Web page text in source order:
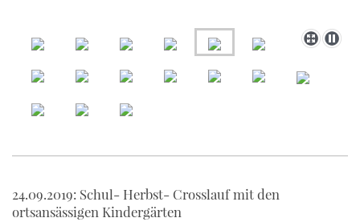
24.09.2019: Schul- Herbst- Crosslauf mit den
ortsansässigen Kindergärten